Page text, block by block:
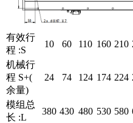
有效行
程 :S
10 60 110 160 210
机械行
程 S+(
余量)
24 74 124 174 224
模组总
长 :L
380 430 480 530 580